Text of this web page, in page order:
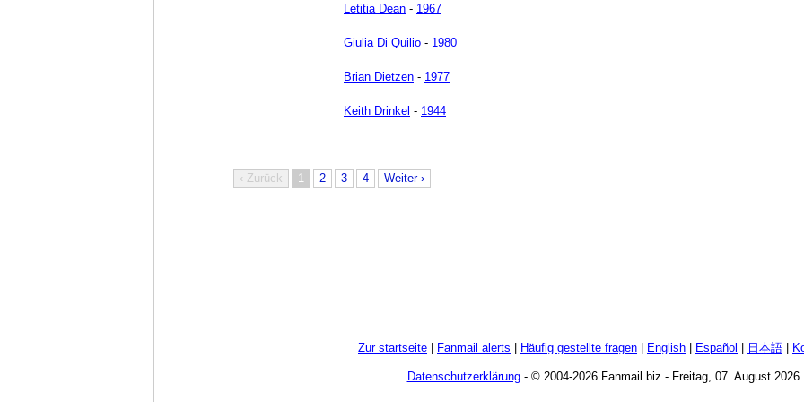
Letitia Dean - 1967
Giulia Di Quilio - 1980
Brian Dietzen - 1977
Keith Drinkel - 1944
‹ Zurück 1 2 3 4 Weiter ›
Zur startseite | Fanmail alerts | Häufig gestellte fragen | English | Español | 日本語 |
Datenschutzerklärung- © 2004-2026 Fanmail.biz - Freitag, 07. August 2026